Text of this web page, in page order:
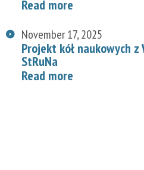
Read more
November 17, 2025
Projekt kół naukowych
StRuNa
Read more